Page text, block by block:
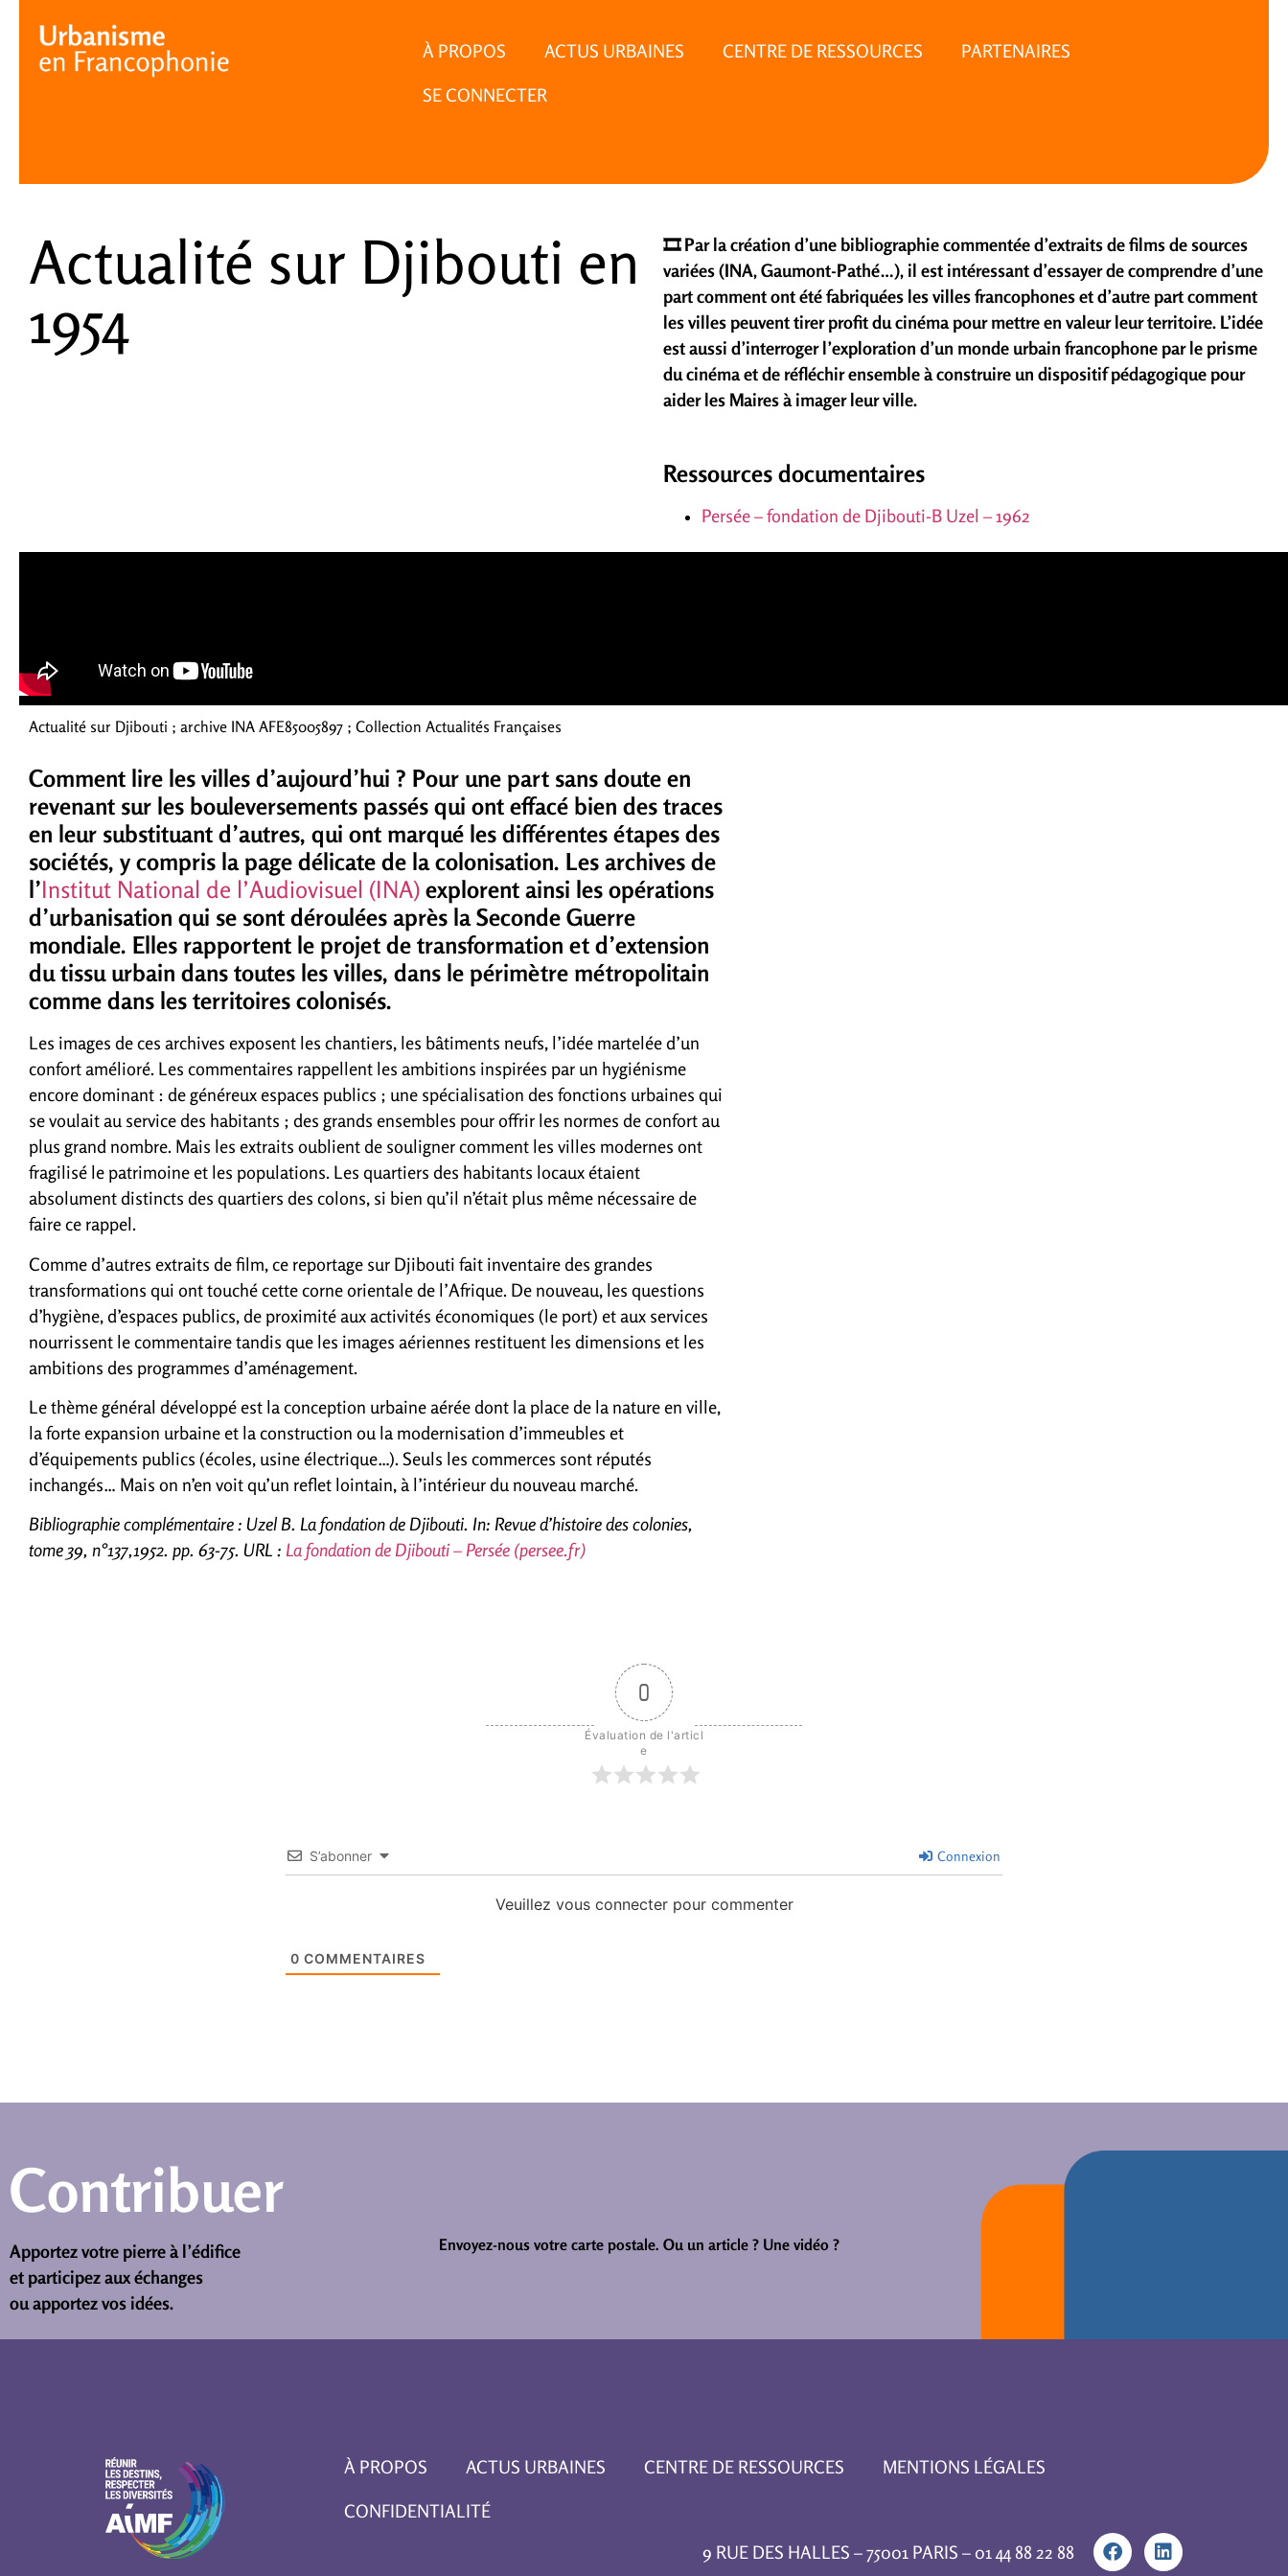
À PROPOS ACTUS URBAINES CENTRE DE RESSOURCES PARTENAIRES
SE CONNECTER
Actualité sur Djibouti en
1954
🎞️ Par la création d’une bibliographie commentée d’extraits de films de sources
variées (INA, Gaumont-Pathé…), il est intéressant d’essayer de comprendre d’une
part comment ont été fabriquées les villes francophones et d’autre part comment
les villes peuvent tirer profit du cinéma pour mettre en valeur leur territoire. L’idée
est aussi d’interroger l’exploration d’un monde urbain francophone par le prisme
du cinéma et de réfléchir ensemble à construire un dispositif pédagogique pour
aider les Maires à imager leur ville.
Ressources documentaires
Persée – fondation de Djibouti-B Uzel – 1962
Actualité sur Djibouti ; archive INA AFE85005897 ; Collection Actualités Françaises
Comment lire les villes d’aujourd’hui ? Pour une part sans doute en
revenant sur les bouleversements passés qui ont effacé bien des traces
en leur substituant d’autres, qui ont marqué les différentes étapes des
sociétés, y compris la page délicate de la colonisation. Les archives de
l’Institut National de l’Audiovisuel (INA) explorent ainsi les opérations
d’urbanisation qui se sont déroulées après la Seconde Guerre
mondiale. Elles rapportent le projet de transformation et d’extension
du tissu urbain dans toutes les villes, dans le périmètre métropolitain
comme dans les territoires colonisés.
Les images de ces archives exposent les chantiers, les bâtiments neufs, l’idée martelée d’un
confort amélioré. Les commentaires rappellent les ambitions inspirées par un hygiénisme
encore dominant : de généreux espaces publics ; une spécialisation des fonctions urbaines qui
se voulait au service des habitants ; des grands ensembles pour offrir les normes de confort au
plus grand nombre. Mais les extraits oublient de souligner comment les villes modernes ont
fragilisé le patrimoine et les populations. Les quartiers des habitants locaux étaient
absolument distincts des quartiers des colons, si bien qu’il n’était plus même nécessaire de
faire ce rappel.
Comme d’autres extraits de film, ce reportage sur Djibouti fait inventaire des grandes
transformations qui ont touché cette corne orientale de l’Afrique. De nouveau, les questions
d’hygiène, d’espaces publics, de proximité aux activités économiques (le port) et aux services
nourrissent le commentaire tandis que les images aériennes restituent les dimensions et les
ambitions des programmes d’aménagement.
Le thème général développé est la conception urbaine aérée dont la place de la nature en ville,
la forte expansion urbaine et la construction ou la modernisation d’immeubles et
d’équipements publics (écoles, usine électrique…). Seuls les commerces sont réputés
inchangés… Mais on n’en voit qu’un reflet lointain, à l’intérieur du nouveau marché.
Bibliographie complémentaire : Uzel B. La fondation de Djibouti. In: Revue d’histoire des colonies,
tome 39, n°137,1952. pp. 63-75. URL : La fondation de Djibouti – Persée (persee.fr)
0
Évaluation de l'articl
e
S’abonner Connexion
Veuillez vous connecter pour commenter
0 COMMENTAIRES
Contribuer
Apportez votre pierre à l’édifice
et participez aux échanges
ou apportez vos idées.
Envoyez-nous votre carte postale. Ou un article ? Une vidéo ?
À PROPOS ACTUS URBAINES CENTRE DE RESSOURCES MENTIONS LÉGALES
CONFIDENTIALITÉ
9 RUE DES HALLES – 75001 PARIS – 01 44 88 22 88